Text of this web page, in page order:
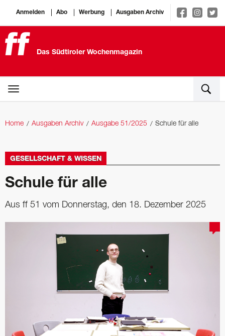
Anmelden Abo Werbung Ausgaben Archiv
Das Südtiroler Wochenmagazin
Home Ausgaben Archiv Ausgabe 51/2025 Schule für alle
GESELLSCHAFT & WISSEN
Schule für alle
Aus ff 51 vom Donnerstag, den 18. Dezember 2025